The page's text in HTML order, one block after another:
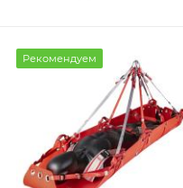
Рекомендуем